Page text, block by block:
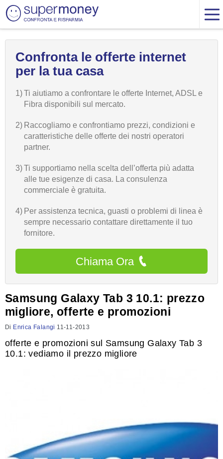
Confronta le offerte internet
per la tua casa
1)Ti aiutiamo a confrontare le offerte Internet, ADSL e
Fibra disponibili sul mercato.
2) Raccogliamo e confrontiamo prezzi, condizioni e
caratteristiche delle offerte dei nostri operatori
partner.
3)Ti supportiamo nella scelta dell’offerta più adatta
alle tue esigenze di casa. La consulenza
commerciale è gratuita.
4) Per assistenza tecnica, guasti o problemi di linea è
sempre necessario contattare direttamente il tuo
fornitore.
Chiama Ora
Samsung Galaxy Tab 3 10.1: prezzo
migliore, offerte e promozioni
Di Enrica Falangi 11-11-2013
offerte e promozioni sul Samsung Galaxy Tab 3
10.1: vediamo il prezzo migliore